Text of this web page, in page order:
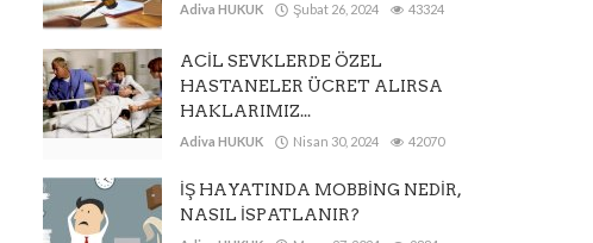
Adiva HUKUK Şubat 26, 2024 43324
ACİL SEVKLERDE ÖZEL
HASTANELER ÜCRET ALIRSA
HAKLARIMIZ...
Adiva HUKUK Nisan 30, 2024 42070
İŞ HAYATINDA MOBBİNG NEDİR,
NASIL İSPATLANIR?